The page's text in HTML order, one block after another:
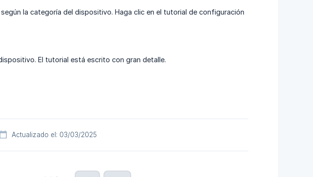
la categoría del dispositivo. Haga clic en el tutorial de configuración
El tutorial está escrito con gran detalle.
Actualizado el: 03/03/2025